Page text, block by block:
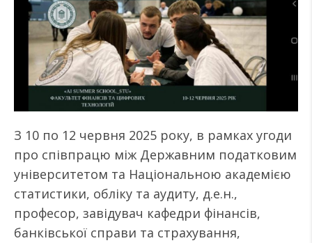
З 10 по 12 червня 2025 року, в рамках угоди
про співпрацю між Державним податковим
університетом та Національною академією
статистики, обліку та аудиту, д.е.н.,
професор, завідувач кафедри фінансів,
банківської справи та страхування,